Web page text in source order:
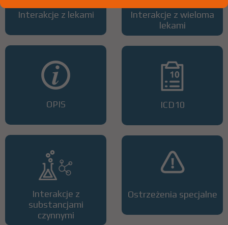
Interakcje z lekami
OPIS
Interakcje z
substancjami
czynnymi
Interakcje z wieloma
lekami
ICD10
Ostrzeżenia specjalne